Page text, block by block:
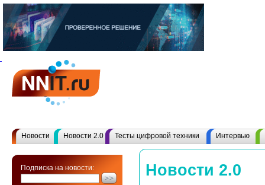
Новости Новости 2.0 Тесты цифровой техники Интервью
Подписка на новости: Новости 2.0